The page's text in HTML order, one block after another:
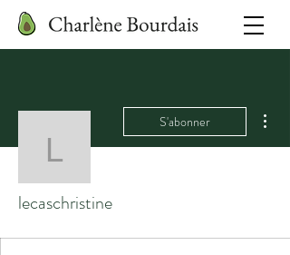
lecaschristine
S'abonner
lecaschristine